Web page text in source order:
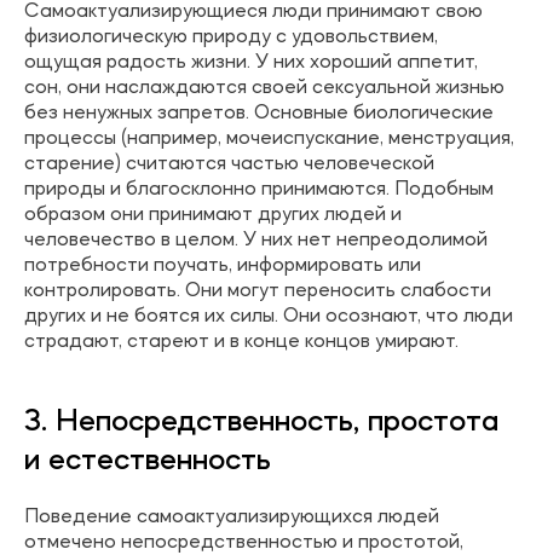
Самоактуализирующиеся люди принимают свою
физиологическую природу с удовольствием,
ощущая радость жизни. У них хороший аппетит,
сон, они наслаждаются своей сексуальной жизнью
без ненужных запретов. Основные биологические
процессы (например, мочеиспускание, менструация,
старение) считаются частью человеческой
природы и благосклонно принимаются. Подобным
образом они принимают других людей и
человечество в целом. У них нет непреодолимой
потребности поучать, информировать или
контролировать. Они могут переносить слабости
других и не боятся их силы. Они осознают, что люди
страдают, стареют и в конце концов умирают.
3. Непосредственность, простота
и естественность
Поведение самоактуализирующихся людей
отмечено непосредственностью и простотой,